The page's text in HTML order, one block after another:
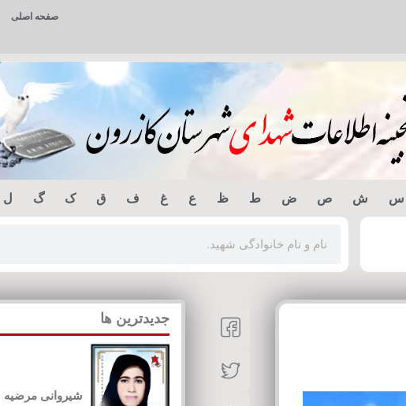
صفحه اصلی
س ش ص ض ط ظ ع غ ف ق ک گ ل
جدیدترین ها
شیروانی مرضیه